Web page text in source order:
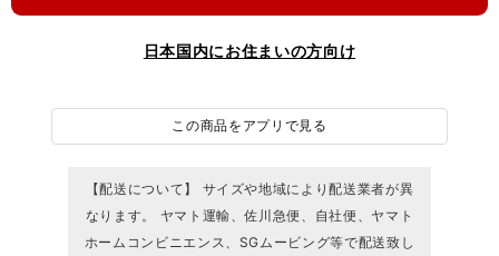
日本国内にお住まいの方向け
この商品をアプリで見る
【配送について】 サイズや地域により配送業者が異
なります。 ヤマト運輸、佐川急便、自社便、ヤマト
ホームコンビニエンス、SGムービング等で配送致し